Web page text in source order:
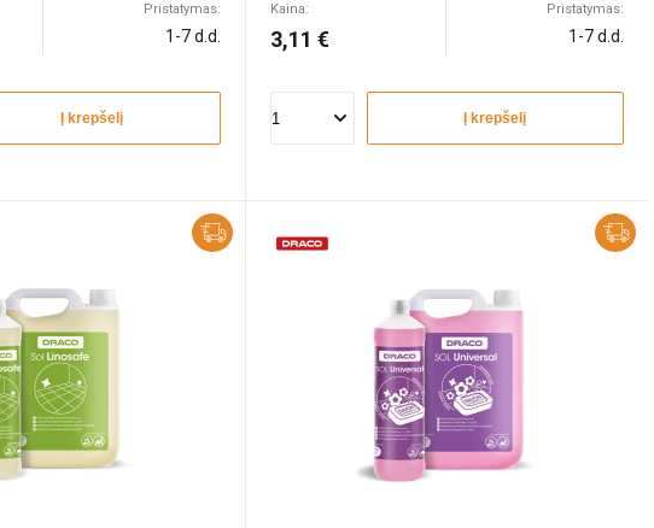
Pristatymas:
1-7 d.d.
Į krepšelį
Kaina:
3,11 €
Pristatymas:
1-7 d.d.
Į krepšelį